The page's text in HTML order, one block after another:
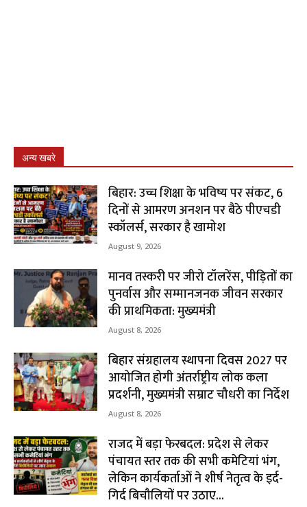
अन्य खबरे
बिहार: उच्च शिक्षा के भविष्य पर संकट, 6
दिनों से आमरण अनशन पर बैठे पीएचडी
स्कॉलर्स, सरकार है खामोश
August 9, 2026
मानव तस्करी पर जीरो टॉलरेंस, पीड़ितों का
पुनर्वास और सम्मानजनक जीवन सरकार
की प्राथमिकता: मुख्यमंत्री
August 8, 2026
बिहार संग्रहालय स्थापना दिवस 2027 पर
आयोजित होगी अंतर्राष्ट्रीय लोक कला
प्रदर्शनी, मुख्यमंत्री सम्राट चौधरी का निर्देश
August 8, 2026
राजद में बड़ा फेरबदल: प्रदेश से लेकर
पंचायत स्तर तक की सभी कमेटियां भंग,
लेकिन कार्यकर्ताओं ने शीर्ष नेतृत्व के इर्द-
गिर्द बिचौलियों पर उठाए...